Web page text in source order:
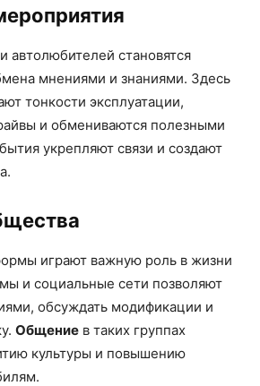
автолюбителей становятся
мнениями и знаниями. Здесь
тонкости эксплуатации,
и обмениваются полезными
укрепляют связи и создают
играют важную роль в жизни
и социальные сети позволяют
обсуждать модификации и
Общение в таких группах
культуры и повышению